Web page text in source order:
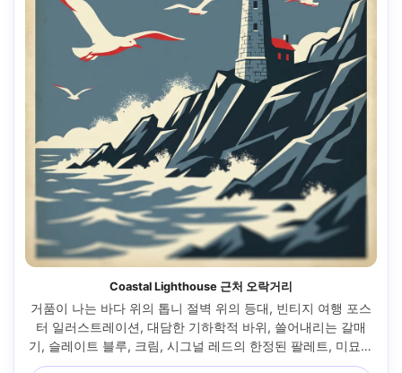
Coastal Lighthouse 근처 오락거리
거품이 나는 바다 위의 톱니 절벽 위의 등대, 빈티지 여행 포스
터 일러스트레이션, 대담한 기하학적 바위, 쓸어내리는 갈매
기, 슬레이트 블루, 크림, 시그널 레드의 한정된 팔레트, 미묘한
에이징과 비네트, 헤드라인을 위한 빈 상부 영역, 제목에 제안